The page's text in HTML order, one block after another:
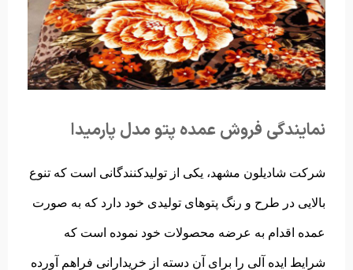
نمایندگی فروش عمده پتو مدل پارمیدا
شرکت شادیلون مشهد، یکی از تولیدکنندگانی است که تنوع
بالایی در طرح و رنگ پتوهای تولیدی خود دارد که به صورت
عمده اقدام به عرضه محصولات خود نموده است که
شرایط ایده آلی را برای آن دسته از خریدارانی فراهم آورده